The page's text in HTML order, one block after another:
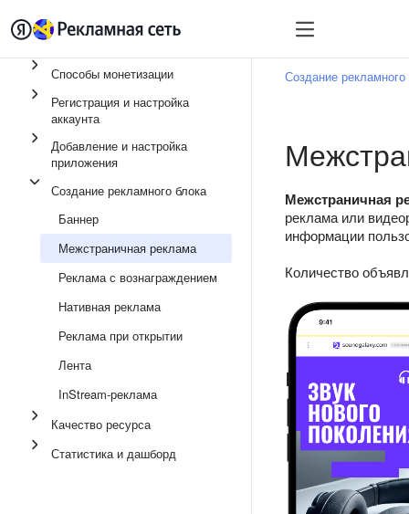
Быстрый старт
Способы монетизации
Регистрация и настройка
аккаунта
Добавление и настройка
приложения
Создание рекламного блока
Баннер
Межстраничная реклама
Реклама с вознаграждением
Нативная реклама
Реклама при открытии
Лента
InStream-реклама
Качество ресурса
Статистика и дашборд
Создание рекламного
Межстраничная
реклама или
информации
Количество